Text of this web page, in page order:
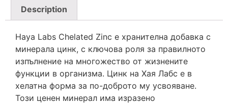
Description
Haya Labs Chelated Zinc е хранителна добавка с
минерала цинк, с ключова роля за правилното
изпълнение на многожество от жизнените
функции в организма. Цинк на Хая Лабс е в
хелатна форма за по-доброто му усвояване.
Този ценен минерал има изразено